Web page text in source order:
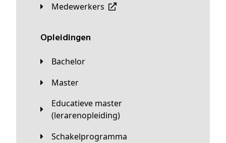
Medewerkers
Opleidingen
Bachelor
Master
Educatieve master
(lerarenopleiding)
Schakelprogramma